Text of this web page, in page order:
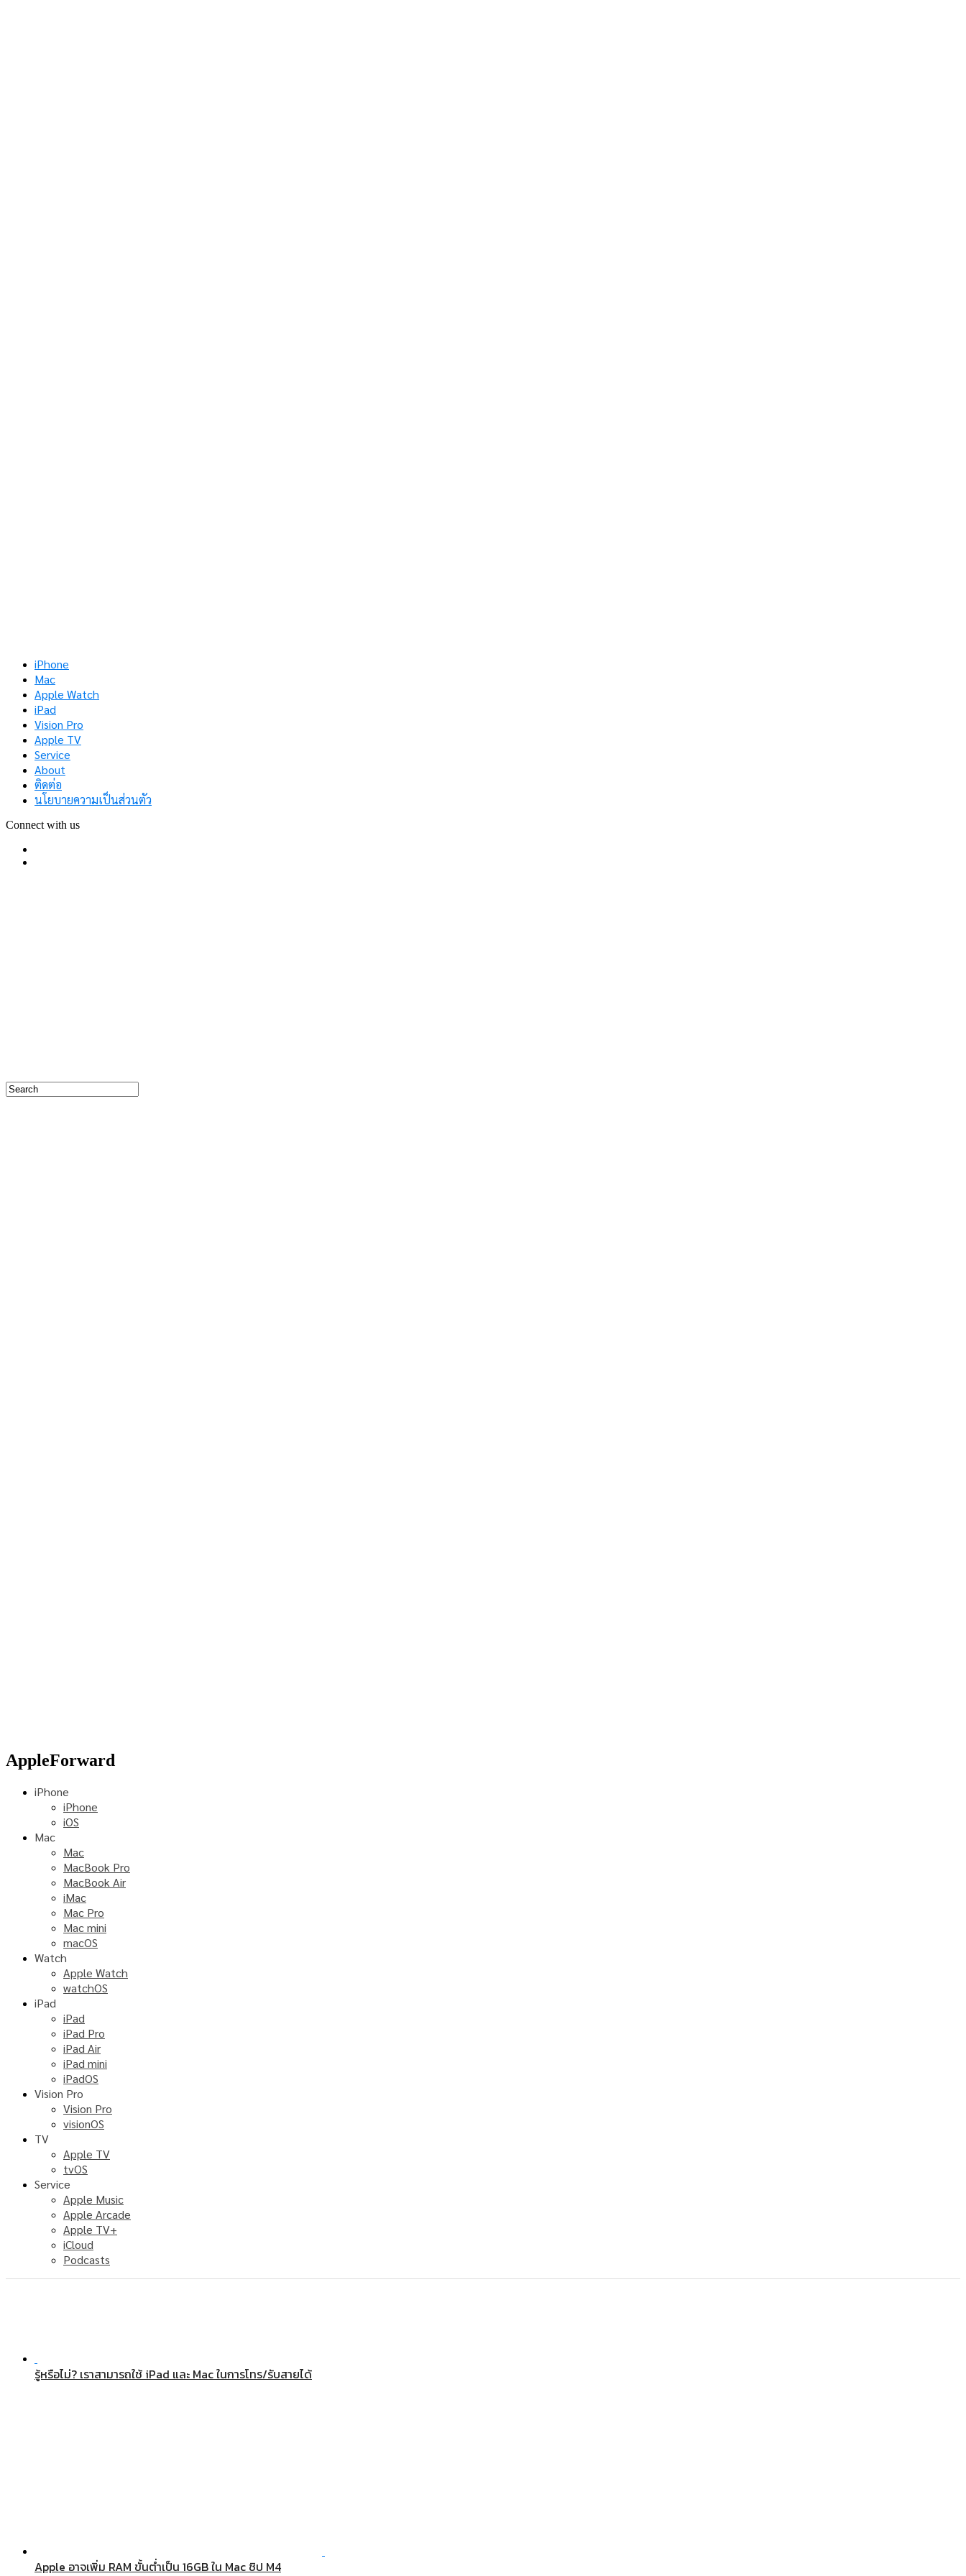
iPhone
Mac
Apple Watch
iPad
Vision Pro
Apple TV
Service
About
ติดต่อ
นโยบายความเป็นส่วนตัว
Connect with us
AppleForward
iPhone
iPhone
iOS
Mac
Mac
MacBook Pro
MacBook Air
iMac
Mac Pro
Mac mini
macOS
Watch
Apple Watch
watchOS
iPad
iPad
iPad Pro
iPad Air
iPad mini
iPadOS
Vision Pro
Vision Pro
visionOS
TV
Apple TV
tvOS
Service
Apple Music
Apple Arcade
Apple TV+
iCloud
Podcasts
รู้หรือไม่? เราสามารถใช้ iPad และ Mac ในการโทร/รับสายได้
Apple อาจเพิ่ม RAM ขั้นต่ำเป็น 16GB ใน Mac ชิป M4